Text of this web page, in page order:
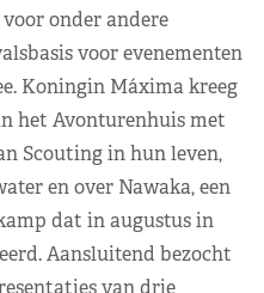
onder andere
voor evenementen
Koningin Máxima kreeg
het Avonturenhuis met
Scouting in hun leven,
en over Nawaka, een
dat in augustus in
Aansluitend bezocht
van drie